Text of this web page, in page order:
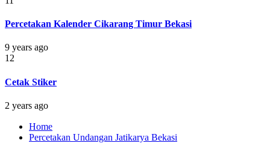
Percetakan Kalender Cikarang Timur Bekasi
9 years ago
12
Cetak Stiker
2 years ago
Home
Percetakan Undangan Jatikarya Bekasi